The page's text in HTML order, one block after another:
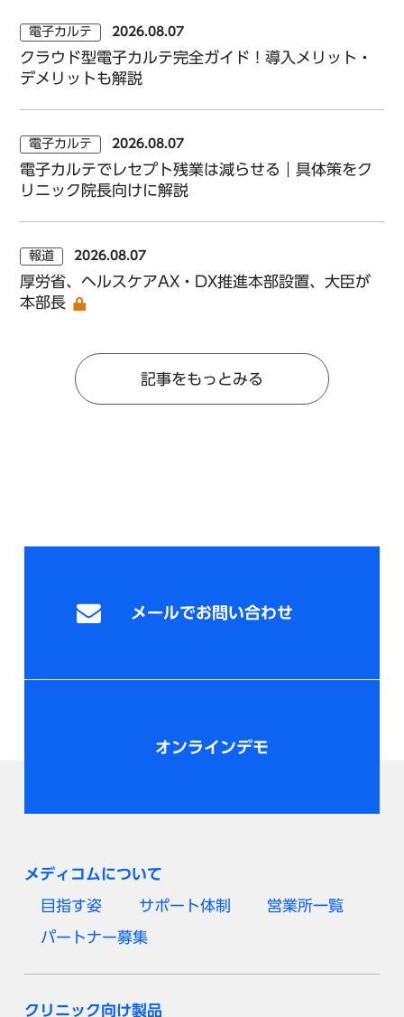
電子カルテ 2026.08.07
クラウド型電子カルテ完全ガイド！導入メリット・
デメリットも解説
電子カルテ 2026.08.07
電子カルテでレセプト残業は減らせる｜具体策をク
リニック院長向けに解説
報道 2026.08.07
厚労省、ヘルスケアAX・DX推進本部設置、大臣が
本部長
記事をもっとみる
メールでお問い合わせ
オンラインデモ
メディコムについて
目指す姿 サポート体制 営業所一覧
パートナー募集
クリニック向け製品